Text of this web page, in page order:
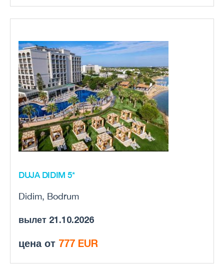
DUJA DIDIM 5*
Didim, Bodrum
вылет 21.10.2026
цена от 777 EUR